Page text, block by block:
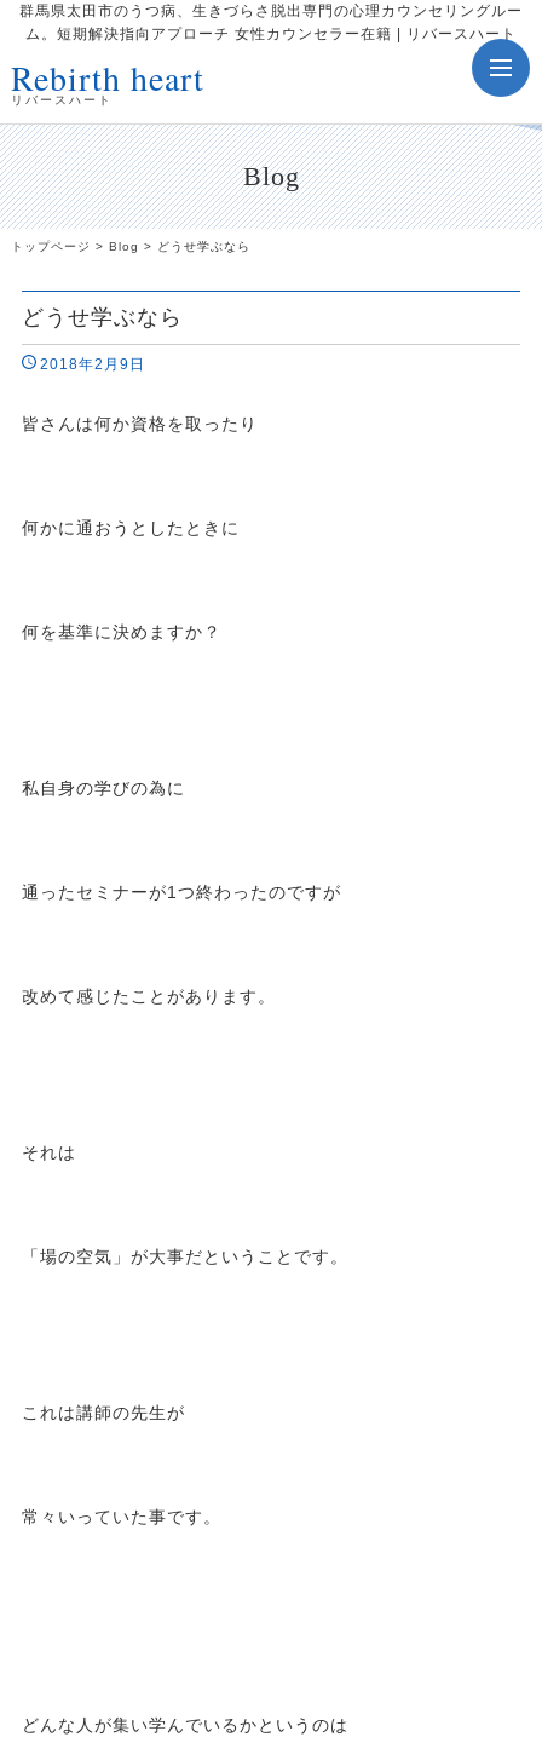
群馬県太田市のうつ病、生きづらさ脱出専門の心理カウンセリングルー
ム。短期解決指向アプローチ 女性カウンセラー在籍 | リバースハート
Rebirth heart
リバースハート
Blog
トップページ > Blog > どうせ学ぶなら
どうせ学ぶなら
2018年2月9日
皆さんは何か資格を取ったり
何かに通おうとしたときに
何を基準に決めますか？
私自身の学びの為に
通ったセミナーが1つ終わったのですが
改めて感じたことがあります。
それは
「場の空気」が大事だということです。
これは講師の先生が
常々いっていた事です。
どんな人が集い学んでいるかというのは
toggle